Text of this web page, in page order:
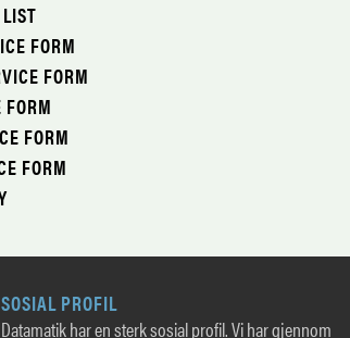
FORM
FORM
FORM
FORM
FORM
SOSIAL PROFIL
Datamatik har en sterk sosial profil. Vi har gjennom